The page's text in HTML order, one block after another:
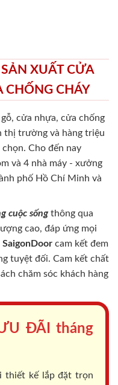
XUẤT CỬA
CHỐNG CHÁY
cửa nhựa, cửa chống
thị trường và hàng triệu
Cho đến nay
và 4 nhà máy - xưởng
phố Hồ Chí Minh và
cuộc sốngthông qua
cao, đáp ứng mọi
SaigonDoor cam kết đem
tuyệt đối. Cam kết chất
chăm sóc khách hàng
ĐÃI tháng
thiết kế lắp đặt trọn